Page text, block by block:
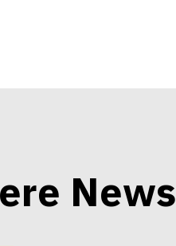
News